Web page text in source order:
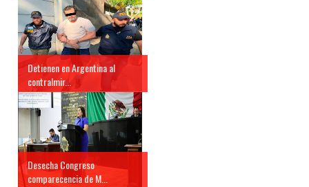
Detienen en Argentina al
contralmir...
Desecha Congreso
comparecencia de M...